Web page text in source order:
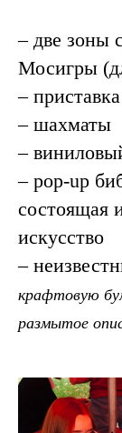
– две зоны с
Мосигры
–
– шахматы
–
– pop-up
состоящая
искусство
–
крафтовую
размытое